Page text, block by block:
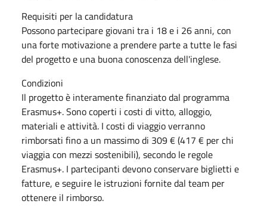
Requisiti per la candidatura
Possono partecipare giovani tra i 18 e i 26 anni, con
una forte motivazione a prendere parte a tutte le fasi
del progetto e una buona conoscenza dell'inglese.
Condizioni
Il progetto è interamente finanziato dal programma
Erasmus+. Sono coperti i costi di vitto, alloggio,
materiali e attività. I costi di viaggio verranno
rimborsati fino a un massimo di 309 € (417 € per chi
viaggia con mezzi sostenibili), secondo le regole
Erasmus+. I partecipanti devono conservare biglietti e
fatture, e seguire le istruzioni fornite dal team per
ottenere il rimborso.